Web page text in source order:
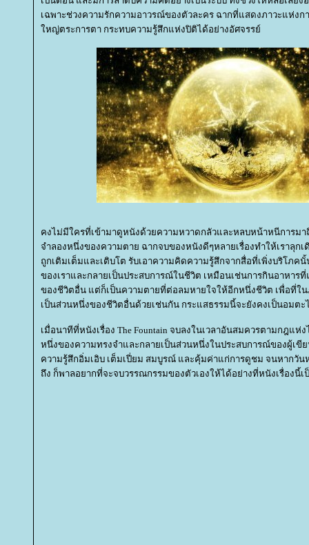
เฉพาะช่วงความรักความอาวรณ์ของตัวละคร ฉากที่แสดงภาวะแห่งก
หญ่ตระการตา กระทบความรู้สึกแห่งปิติได้อย่างอัศจรรย์
คงไม่มีใครที่เข้ามาดูหนังด้วยความหวาดกลัวและหลบหน้าหนีการม
จำลองหนึ่งของความตาย ฉากจบของหนังดีๆหลายเรื่องทำให้เราลุก
ถูกเติมเต็มและเติบโต รับเอาความคิดความรู้สึกจากสื่อที่เพิ่งบริโภค
ของเราและกลายเป็นประสบการณ์ในชีวิต เหมือนเช่นการกินอาหา
ของชีวิตอื่น แต่ก็เป็นความตายที่ต่อลมหายใจให้อีกหนึ่งชีวิต เพื่อที่ใน
เป็นส่วนหนึ่งของชีวิตอื่นด้วยเช่นกัน กระแสธรรมนี้จะยังคงเป็นอมตะ
เมื่อนาทีที่หนังเรื่อง The Fountain จบลงในเวลาอันสมควรตามกฎแ
หนึ่งของความทรงจำและกลายเป็นส่วนหนึ่งในประสบการณ์ของผู้เขี
ความรู้สึกอิ่มเอิบ เต็มเปี่ยม สมบูรณ์ และคุ้มค่าแก่การดูชม จนหากวัน
ถึง ก็พาลอยากที่จะจบวรรณกรรมของตัวเองให้ได้อย่างที่หนังเรื่องนี้เ